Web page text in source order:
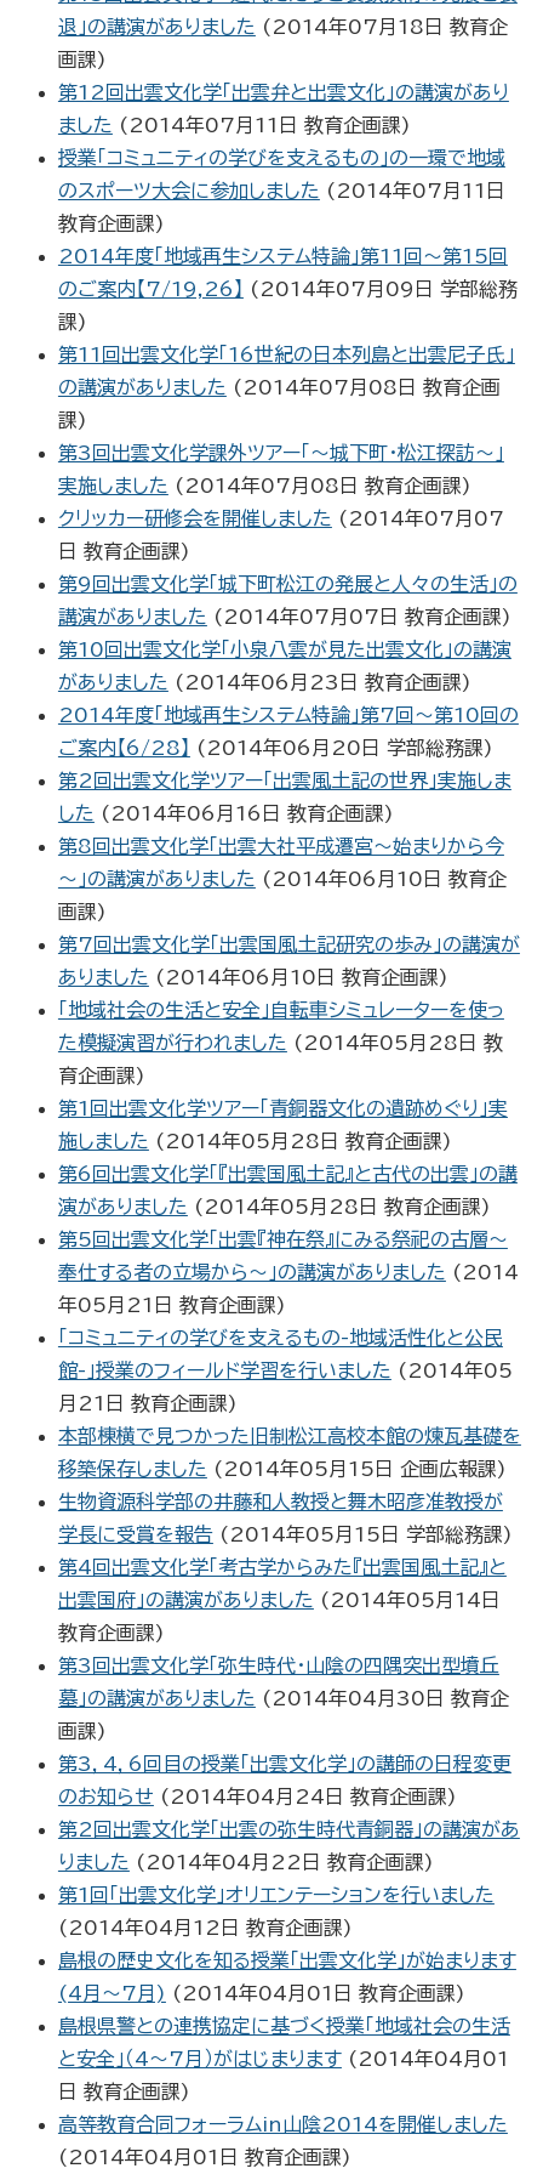
退」の講演がありました ( 2014年07月18日 教育企
画課)
第12回出雲文化学「出雲弁と出雲文化」の講演があり
ました ( 2014年07月11日 教育企画課)
授業「コミュニティの学びを支えるもの」の一環で地域
のスポーツ大会に参加しました ( 2014年07月11日
教育企画課)
2014年度「地域再生システム特論」第11回～第15回
のご案内【7/19,26】
( 2014年07月09日 学部総務
課)
第11回出雲文化学「16世紀の日本列島と出雲尼子氏」
の講演がありました ( 2014年07月08日 教育企画
課)
第3回出雲文化学課外ツアー「～城下町・松江探訪～」
実施しました ( 2014年07月08日 教育企画課)
クリッカー研修会を開催しました ( 2014年07月07
日 教育企画課)
第9回出雲文化学「城下町松江の発展と人々の生活」の
講演がありました ( 2014年07月07日 教育企画課)
第10回出雲文化学「小泉八雲が見た出雲文化」の講演
がありました ( 2014年06月23日 教育企画課)
2014年度「地域再生システム特論」第7回～第10回の
ご案内【6/28】
( 2014年06月20日 学部総務課)
第2回出雲文化学ツアー「出雲風土記の世界」実施しま
した ( 2014年06月16日 教育企画課)
第8回出雲文化学「出雲大社平成遷宮～始まりから今
～」の講演がありました ( 2014年06月10日 教育企
画課)
第7回出雲文化学「出雲国風土記研究の歩み」の講演が
ありました ( 2014年06月10日 教育企画課)
「地域社会の生活と安全」自転車シミュレーターを使っ
た模擬演習が行われました ( 2014年05月28日 教
育企画課)
第1回出雲文化学ツアー「青銅器文化の遺跡めぐり」実
施しました ( 2014年05月28日 教育企画課)
第6回出雲文化学「『出雲国風土記』と古代の出雲」の講
演がありました ( 2014年05月28日 教育企画課)
第5回出雲文化学「出雲『神在祭』にみる祭祀の古層～
奉仕する者の立場から～」の講演がありました ( 2014
年05月21日 教育企画課)
「コミュニティの学びを支えるもの-地域活性化と公民
館-」授業のフィールド学習を行いました ( 2014年05
月21日 教育企画課)
本部棟横で見つかった旧制松江高校本館の煉瓦基礎を
移築保存しました ( 2014年05月15日 企画広報課)
生物資源科学部の井藤和人教授と舞木昭彦准教授が
学長に受賞を報告( 2014年05月15日 学部総務課)
第4回出雲文化学「考古学からみた『出雲国風土記』と
出雲国府」の講演がありました ( 2014年05月14日
教育企画課)
第3回出雲文化学「弥生時代・山陰の四隅突出型墳丘
墓」の講演がありました ( 2014年04月30日 教育企
画課)
第3，4，6回目の授業「出雲文化学」の講師の日程変更
のお知らせ ( 2014年04月24日 教育企画課)
第2回出雲文化学「出雲の弥生時代青銅器」の講演があ
りました ( 2014年04月22日 教育企画課)
第1回「出雲文化学」オリエンテーションを行いました
( 2014年04月12日 教育企画課)
島根の歴史文化を知る授業「出雲文化学」が始まります
(4月～7月) ( 2014年04月01日 教育企画課)
島根県警との連携協定に基づく授業「地域社会の生活
と安全」（4～7月）がはじまります( 2014年04月01
日 教育企画課)
高等教育合同フォーラムin山陰2014を開催しました
( 2014年04月01日 教育企画課)